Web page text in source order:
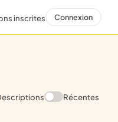
inscrites Connexion
Récentes